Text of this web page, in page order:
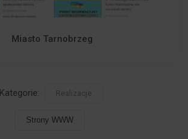
Miasto Tarnobrzeg
Kategorie: Realizacje
Strony WWW